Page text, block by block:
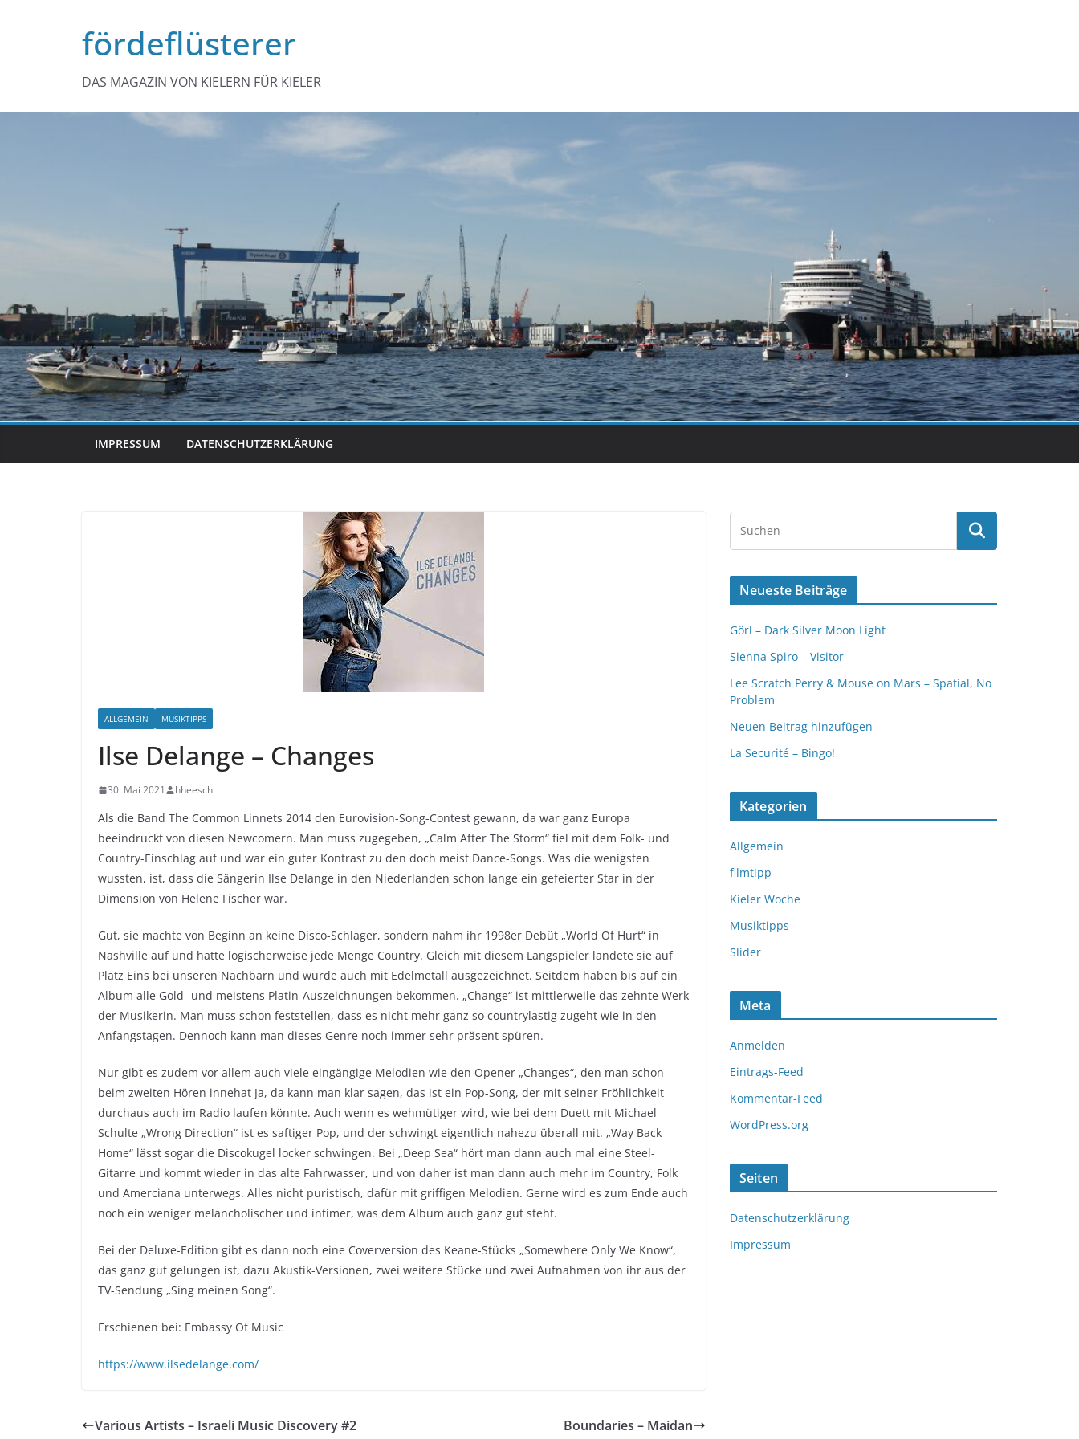
fördeflüsterer
DAS MAGAZIN VON KIELERN FÜR KIELER
IMPRESSUM DATENSCHUTZERKLÄRUNG
ALLGEMEIN MUSIKTIPPS
Ilse Delange – Changes
30. Mai 2021 hheesch
Als die Band The Common Linnets 2014 den Eurovision-Song-Contest gewann, da war ganz Europa
beeindruckt von diesen Newcomern. Man muss zugegeben, „Calm After The Storm“ fiel mit dem Folk- und
Country-Einschlag auf und war ein guter Kontrast zu den doch meist Dance-Songs. Was die wenigsten
wussten, ist, dass die Sängerin Ilse Delange in den Niederlanden schon lange ein gefeierter Star in der
Dimension von Helene Fischer war.
Gut, sie machte von Beginn an keine Disco-Schlager, sondern nahm ihr 1998er Debüt „World Of Hurt“ in
Nashville auf und hatte logischerweise jede Menge Country. Gleich mit diesem Langspieler landete sie auf
Platz Eins bei unseren Nachbarn und wurde auch mit Edelmetall ausgezeichnet. Seitdem haben bis auf ein
Album alle Gold- und meistens Platin-Auszeichnungen bekommen. „Change“ ist mittlerweile das zehnte Werk
der Musikerin. Man muss schon feststellen, dass es nicht mehr ganz so countrylastig zugeht wie in den
Anfangstagen. Dennoch kann man dieses Genre noch immer sehr präsent spüren.
Nur gibt es zudem vor allem auch viele eingängige Melodien wie den Opener „Changes“, den man schon
beim zweiten Hören innehat Ja, da kann man klar sagen, das ist ein Pop-Song, der mit seiner Fröhlichkeit
durchaus auch im Radio laufen könnte. Auch wenn es wehmütiger wird, wie bei dem Duett mit Michael
Schulte „Wrong Direction“ ist es saftiger Pop, und der schwingt eigentlich nahezu überall mit. „Way Back
Home“ lässt sogar die Discokugel locker schwingen. Bei „Deep Sea“ hört man dann auch mal eine Steel-
Gitarre und kommt wieder in das alte Fahrwasser, und von daher ist man dann auch mehr im Country, Folk
und Amerciana unterwegs. Alles nicht puristisch, dafür mit griffigen Melodien. Gerne wird es zum Ende auch
noch ein weniger melancholischer und intimer, was dem Album auch ganz gut steht.
Bei der Deluxe-Edition gibt es dann noch eine Coverversion des Keane-Stücks „Somewhere Only We Know“,
das ganz gut gelungen ist, dazu Akustik-Versionen, zwei weitere Stücke und zwei Aufnahmen von ihr aus der
TV-Sendung „Sing meinen Song“.
Erschienen bei: Embassy Of Music
https://www.ilsedelange.com/
Various Artists – Israeli Music Discovery #2 Boundaries – Maidan
Neueste Beiträge
Görl – Dark Silver Moon Light
Sienna Spiro – Visitor
Lee Scratch Perry & Mouse on Mars – Spatial, No
Problem
Neuen Beitrag hinzufügen
La Securité – Bingo!
Kategorien
Allgemein
filmtipp
Kieler Woche
Musiktipps
Slider
Meta
Anmelden
Eintrags-Feed
Kommentar-Feed
WordPress.org
Seiten
Datenschutzerklärung
Impressum